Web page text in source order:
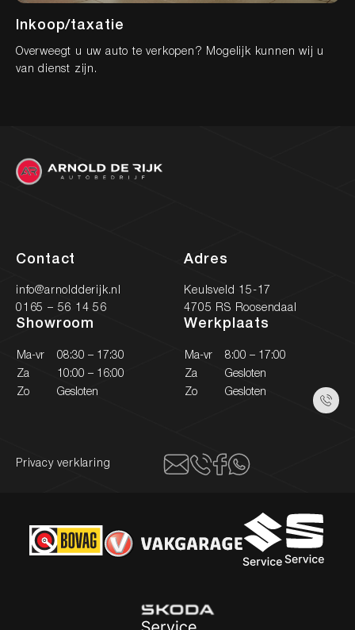
Inkoop/taxatie
Overweegt u uw auto te verkopen? Mogelijk kunnen wij u
van dienst zijn.
Contact
info@arnoldderijk.nl
0165 – 56 14 56
Adres
Keulsveld 15-17
4705 RS Roosendaal
Showroom
Ma-vr
08:30 – 17:30
Za
10:00 – 16:00
Zo
Gesloten
Werkplaats
Ma-vr
8:00 – 17:00
Za
Gesloten
Zo
Gesloten
Privacy verklaring